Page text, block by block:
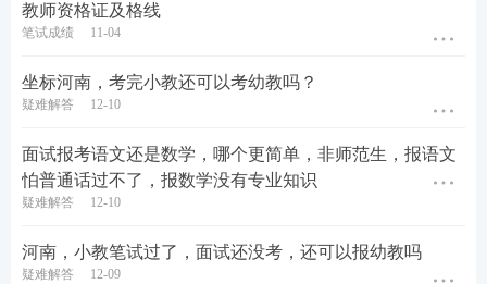
教师资格证及格线
笔试成绩 11-04
坐标河南，考完小教还可以考幼教吗？
疑难解答 12-10
面试报考语文还是数学，哪个更简单，非师范生，报语文
怕普通话过不了，报数学没有专业知识
疑难解答 12-10
河南，小教笔试过了，面试还没考，还可以报幼教吗
疑难解答 12-09